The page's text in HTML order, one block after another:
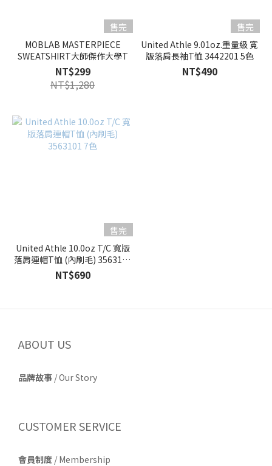
售完
MOBLAB MASTERPIECE
SWEATSHIRT大師傑作大學T
NT$299
NT$1,280
售完
United Athle 9.01oz.重量級 寬
版落肩長袖T恤 3442201 5色
NT$490
售完
United Athle 10.0oz T/C 寬版
落肩連帽T恤 (內刷毛) 3563101
7色
NT$690
ABOUT US
品牌故事 /Our Story
CUSTOMER SERVICE
會員制度 / Membership